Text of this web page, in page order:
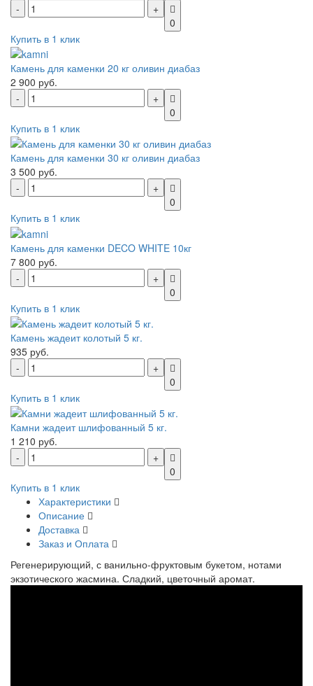
0
Купить в 1 клик
Камень для каменки 20 кг оливин диабаз
2 900 руб.
0
Купить в 1 клик
Камень для каменки 30 кг оливин диабаз
3 500 руб.
0
Купить в 1 клик
Камень для каменки DECO WHITE 10кг
7 800 руб.
0
Купить в 1 клик
Камень жадеит колотый 5 кг.
935 руб.
0
Купить в 1 клик
Камни жадеит шлифованный 5 кг.
1 210 руб.
0
Купить в 1 клик
Характеристики
Описание
Доставка
Заказ и Оплата
Регенерирующий, с ванильно-фруктовым букетом, нотами
экзотического жасмина. Сладкий, цветочный аромат.